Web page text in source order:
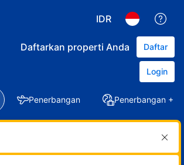
IDR
Daftarkan properti Anda Daftar
Login
Penerbangan Penerbangan +